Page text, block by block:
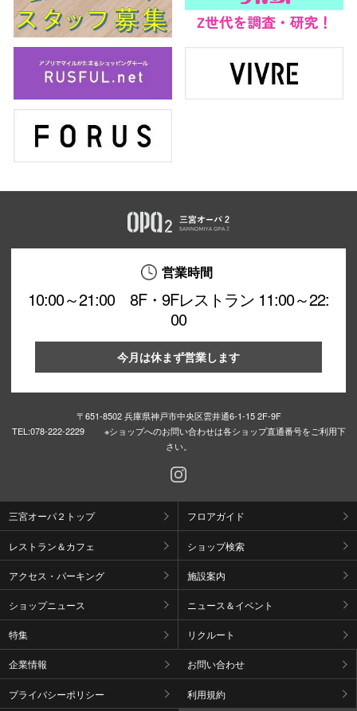
営業時間
10:00～21:00 8F・9Fレストラン 11:00～22:
00
今月は休まず営業します
〒651-8502 兵庫県神戸市中央区雲井通6-1-15 2F-9F
TEL:078-222-2229 ※ショップへのお問い合わせは各ショップ直通番号をご利用下
さい。
三宮オーパ２トップ フロアガイド
レストラン＆カフェ ショップ検索
アクセス・パーキング 施設案内
ショップニュース ニュース＆イベント
特集 リクルート
企業情報 お問い合わせ
プライバシーポリシー 利用規約